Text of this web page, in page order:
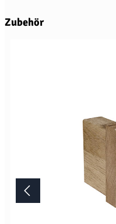
Produktgalerie überspringen
Zubehör